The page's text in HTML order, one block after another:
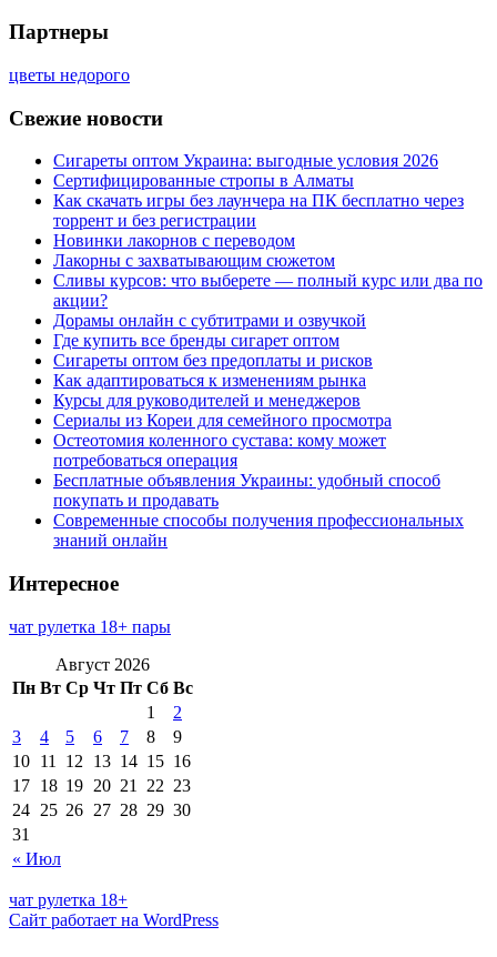
Партнеры
цветы недорого
Свежие новости
Сигареты оптом Украина: выгодные условия 2026
Сертифицированные стропы в Алматы
Как скачать игры без лаунчера на ПК бесплатно через
торрент и без регистрации
Новинки лакорнов с переводом
Лакорны с захватывающим сюжетом
Сливы курсов: что выберете — полный курс или два по
акции?
Дорамы онлайн с субтитрами и озвучкой
Где купить все бренды сигарет оптом
Сигареты оптом без предоплаты и рисков
Как адаптироваться к изменениям рынка
Курсы для руководителей и менеджеров
Сериалы из Кореи для семейного просмотра
Остеотомия коленного сустава: кому может
потребоваться операция
Бесплатные объявления Украины: удобный способ
покупать и продавать
Современные способы получения профессиональных
знаний онлайн
Интересное
чат рулетка 18+ пары
Август 2026
Пн Вт Ср Чт Пт Сб Вс
« Июл
1
2
3
4 5 6 7 8
9
10 11 12 13 14 15 16
17 18 19 20 21 22 23
24 25 26 27 28 29 30
31
чат рулетка 18+
Сайт работает на WordPress